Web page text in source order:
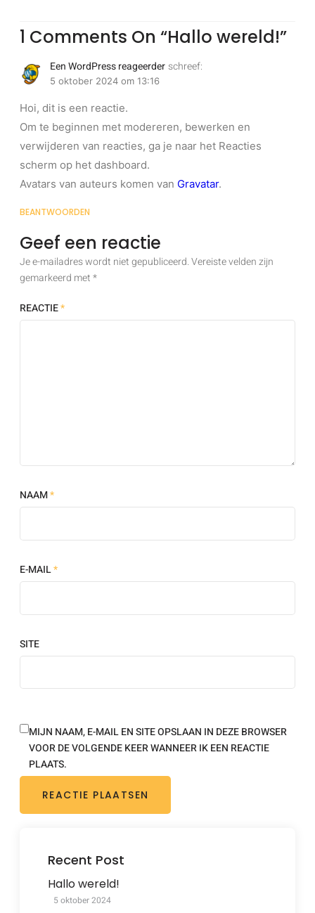
1 Comments On “Hallo wereld!”
Een WordPress reageerder schreef:
5 oktober 2024 om 13:16
Hoi, dit is een reactie.
Om te beginnen met modereren, bewerken en
verwijderen van reacties, ga je naar het Reacties
scherm op het dashboard.
Avatars van auteurs komen van Gravatar.
BEANTWOORDEN
Geef een reactie
Je e-mailadres wordt niet gepubliceerd.Vereiste velden zijn
gemarkeerd met*
REACTIE*
NAAM*
E-MAIL*
SITE
MIJN NAAM, E-MAIL EN SITE OPSLAAN IN DEZE BROWSER
VOOR DE VOLGENDE KEER WANNEER IK EEN REACTIE
PLAATS.
Recent Post
Hallo wereld!
5 oktober 2024